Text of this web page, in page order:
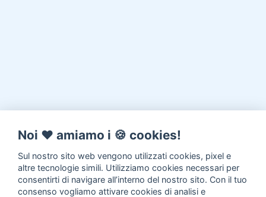
Noi ♥️ amiamo i 🍪 cookies!
Sul nostro sito web vengono utilizzati cookies, pixel e
altre tecnologie simili. Utilizziamo cookies necessari per
consentirti di navigare all’interno del nostro sito. Con il tuo
consenso vogliamo attivare cookies di analisi e